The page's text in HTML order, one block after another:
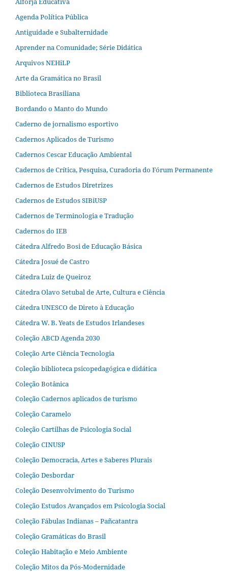
Agenda Política Pública
Antiguidade e Subalternidade
Aprender na Comunidade; Série Didática
Arquivos NEHiLP
Arte da Gramática no Brasil
Biblioteca Brasiliana
Bordando o Manto do Mundo
Caderno de jornalismo esportivo
Cadernos Aplicados de Turismo
Cadernos Cescar Educação Ambiental
Cadernos de Crítica, Pesquisa, Curadoria do Fórum Permanente
Cadernos de Estudos Diretrizes
Cadernos de Estudos SIBiUSP
Cadernos de Terminologia e Tradução
Cadernos do IEB
Cátedra Alfredo Bosi de Educação Básica
Cátedra Josué de Castro
Cátedra Luiz de Queiroz
Cátedra Olavo Setubal de Arte, Cultura e Ciência
Cátedra UNESCO de Direto à Educação
Cátedra W. B. Yeats de Estudos Irlandeses
Coleção ABCD Agenda 2030
Coleção Arte Ciência Tecnologia
Coleção biblioteca psicopedagógica e didática
Coleção Botânica
Coleção Cadernos aplicados de turismo
Coleção Caramelo
Coleção Cartilhas de Psicologia Social
Coleção CINUSP
Coleção Democracia, Artes e Saberes Plurais
Coleção Desbordar
Coleção Desenvolvimento do Turismo
Coleção Estudos Avançados em Psicologia Social
Coleção Fábulas Indianas – Pañcatantra
Coleção Gramáticas do Brasil
Coleção Habitação e Meio Ambiente
Coleção Mitos da Pós-Modernidade